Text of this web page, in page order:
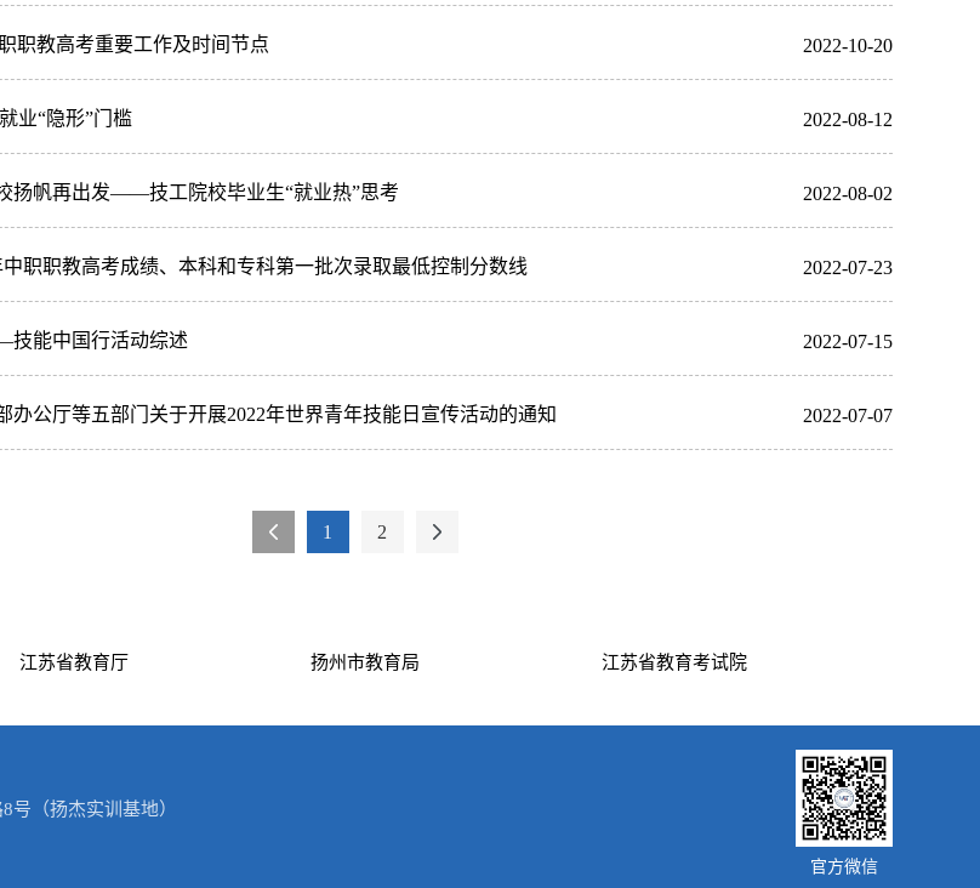
职教高考重要工作及时间节点 2022-10-20
业“隐形”门槛 2022-08-12
扬帆再出发——技工院校毕业生“就业热”思考 2022-08-02
中职职教高考成绩、本科和专科第一批次录取最低控制分数线 2022-07-23
能中国行活动综述 2022-07-15
办公厅等五部门关于开展2022年世界青年技能日宣传活动的通知 2022-07-07
1 2
江苏省教育厅 扬州市教育局
江苏省教育考试院
（扬杰实训基地）
官方微信